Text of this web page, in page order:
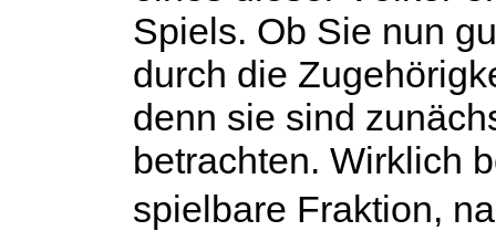
Spiels. Ob Sie nun
durch die
denn sie sind
betrachten. Wirklich
spielbare Fraktion,